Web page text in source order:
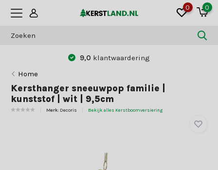
0 0
9,0 klantwaardering
Home
Kersthanger sneeuwpop familie |
kunststof | wit | 9,5cm
Merk: Decoris Bekijk alles Kerstboomversiering